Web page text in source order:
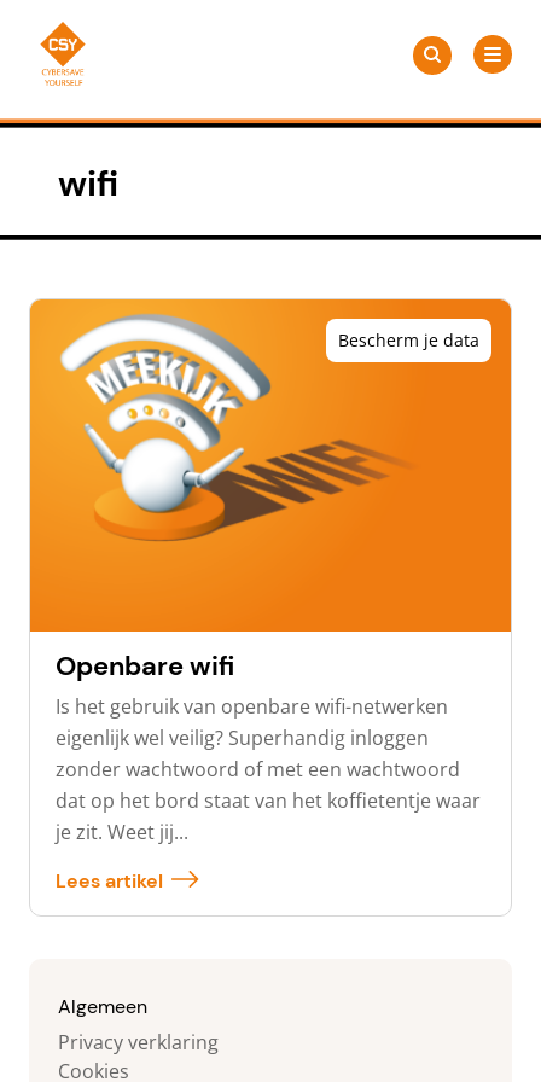
naar
CSY
Zoeken
naar:
Zoeken
wifi
Openbare wifi
Is het gebruik van openbare wifi-netwerken
eigenlijk wel veilig? Superhandig inloggen
zonder wachtwoord of met een wachtwoord
dat op het bord staat van het koffietentje waar
je zit. Weet jij...
Lees artikel
Bescherm je data
Algemeen
Privacy verklaring
Cookies